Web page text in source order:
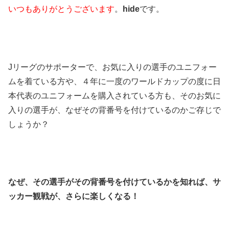
いつもありがとうございます。 hideです。
Jリーグのサポーターで、お気に入りの選手のユニフォー
ムを着ている方や、４年に一度のワールドカップの度に日
本代表のユニフォームを購入されている方も、そのお気に
入りの選手が、なぜその背番号を付けているのかご存じで
しょうか？
なぜ、その選手がその背番号を付けているかを知れば、サ
ッカー観戦が、さらに楽しくなる！